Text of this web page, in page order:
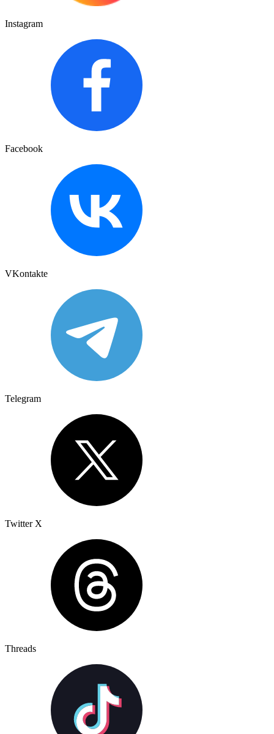
Instagram
Facebook
VKontakte
Telegram
Twitter X
Threads